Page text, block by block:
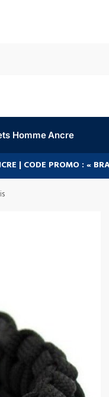
Homme Ancre
| CODE PROMO : «